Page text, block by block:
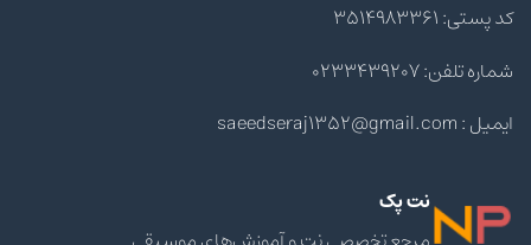
کد پستی: 3514983361
شماره تلفن: 0233439207
ایمیل : saeedseraj1352@gmail.com
نت پک